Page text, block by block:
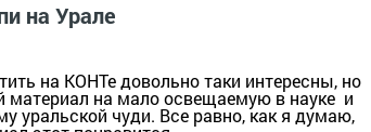
на Урале
на КОНТе довольно таки интересны, но
материал на мало освещаемую в науке и
уральской чуди. Все равно, как я думаю,